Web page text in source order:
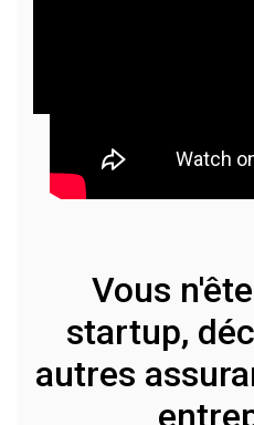
Vous
startup,
autres